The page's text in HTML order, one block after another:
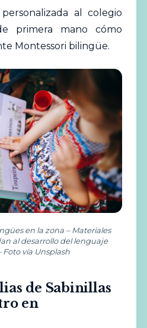
al colegio
primera mano cómo
Montessori bilingüe.
en la zona – Materiales
al desarrollo del lenguaje
vía Unsplash
de Sabinillas
en